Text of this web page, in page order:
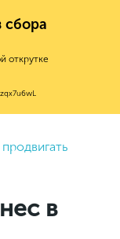
сбора
открутке
продвигать
в